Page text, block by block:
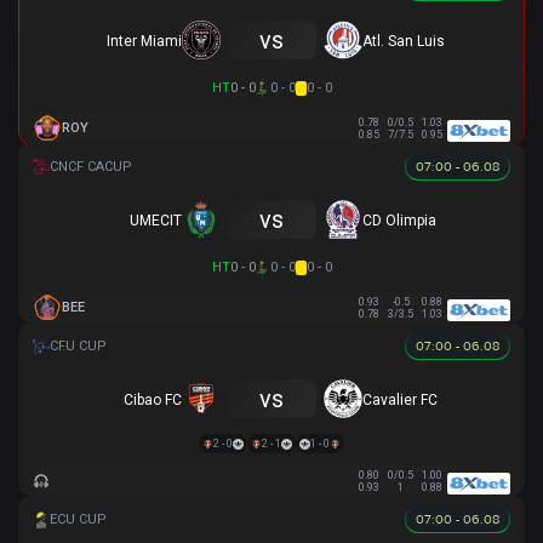
Inter Miami vs Atl. San Luis
HT0 - 0 0 - 0 0 - 0
ROY 0.78 0/0.5
1.03
0.85
7/7.5 0.95
07:00 - 06.08
UMECIT vs CD Olimpia
HT0 - 0 0 - 0 0 - 0
BEE 0.93 -0.5
0.88
0.78
3/3.5 1.03
07:00 - 06.08
Cibao FC vs Cavalier FC
2 - 0 2 - 1 1 - 0
0.80 0/0.5
1.00
0.93
1 0.88
07:00 - 06.08